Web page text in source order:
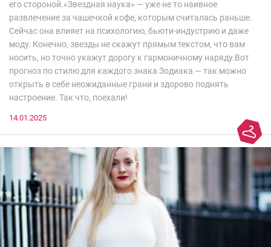
его стороной.«Звездная наука» — уже не то наивное
развлечение за чашечкой кофе, которым считалась раньше.
Сейчас она влияет на психологию, бьюти-индустрию и даже
моду. Конечно, звезды не скажут прямым текстом, что вам
носить, но точно укажут дорогу к гармоничному наряду.Вот
прогноз по стилю для каждого знака Зодиака — так можно
открыть в себе неожиданные грани и здорово поднять
настроение. Так что, поехали!
14.01.2025